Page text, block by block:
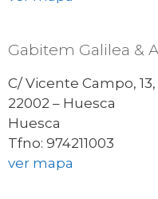
Gabitem Galilea &
C/ Vicente Campo, 13,
22002 – Huesca
Huesca
Tfno: 974211003
ver mapa